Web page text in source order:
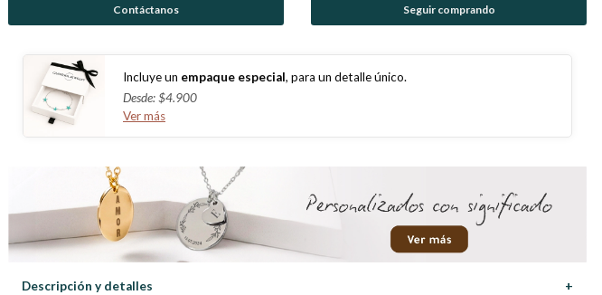
Contáctanos Seguir comprando
Incluye un empaque especial, para un detalle único.
Desde: $4.900
Ver más
Descripción y detalles +